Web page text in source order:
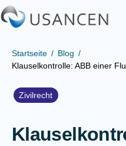
Startseite
Blog
Klauselkontrolle: ABB einer
Zivilrecht